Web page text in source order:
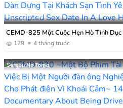
HD 02:30:46
CEMD-825 Một Cuộc Hẹn Hò Tình
Tại Khách Sạn Tình Yêu 7 Yumi Nijimura
179 4 tháng trước
Serebu No Tomo